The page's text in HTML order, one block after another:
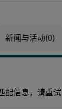
新闻与活动(0)
配信息，请重试